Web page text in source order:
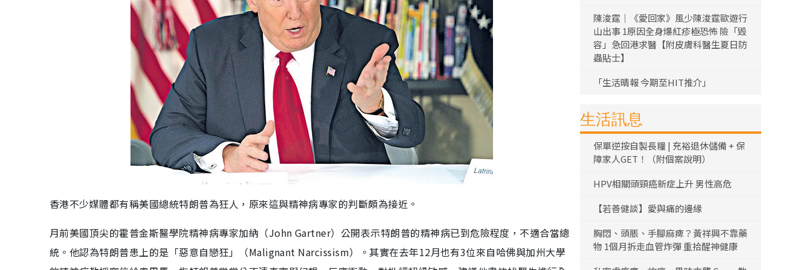
香港不少媒體都有稱美國總統特朗普為狂人，原來這與精神病專家的判斷頗為接近。
月前美國頂尖的霍普金斯醫學院精神病專家加納（John Gartner）公開表示特朗普的精神病已到危險程度，不適合當總
統。他認為特朗普患上的是「惡意自戀狂」（Malignant Narcissism）。其實在去年12月也有3位來自哈佛與加州大學
陳浚霆｜《愛回家》風少陳浚霆歐遊行
山出事 1原因全身爆紅疹極恐怖 險「毀
容」急回港求醫【附皮膚科醫生夏日防
蟲貼士】
「生活晴報 今期至HIT推介」
生活訊息
保單逆按自製長糧 | 充裕退休儲備 + 保
障家人GET！（附個案說明）
HPV相關頭頸癌新症上升 男性高危
【若善健談】愛與痛的邊緣
胸悶、頭脹、手腳麻痺？黃祥興不靠藥
物 1個月拆走血管炸彈 重拾醒神健康